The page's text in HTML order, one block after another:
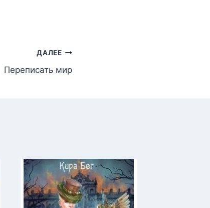
ДАЛЕЕ
Переписать мир